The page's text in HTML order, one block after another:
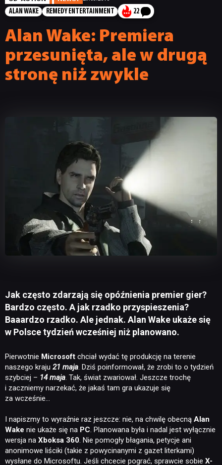
ALAN WAKE
REMEDY ENTERTAINMENT 22
Alan Wake: Premiera
przesunięta, ale w drugą
stronę niż zwykle
Jak często zdarzają się opóźnienia premier gier?
Bardzo często. A jak rzadko przyspieszenia?
Baaardzo rzadko. Ale jednak. Alan Wake ukaże się
w Polsce tydzień wcześniej niż planowano.
Pierwotnie Microsoft chciał wydać tę produkcję na terenie
naszego kraju 21 maja. Dziś poinformował, że zrobi to o tydzień
szybciej – 14 maja. Tak, świat zwariował. Jeszcze trochę
i zaczniemy narzekać, że jakaś tam gra ukazuje się
za wcześnie…
I napiszmy to wyraźnie raz jeszcze: nie, na chwilę obecną Alan
Wake nie ukaże się na PC. Planowana była i nadal jest wyłącznie
wersja na Xboksa 360. Nie pomogły błagania, petycje ani
anonimowe liściki (takie z powycinanymi z gazet literkami)
wysłane do Microsoftu. Jeśli chcecie pograć, sprawcie sobie X-